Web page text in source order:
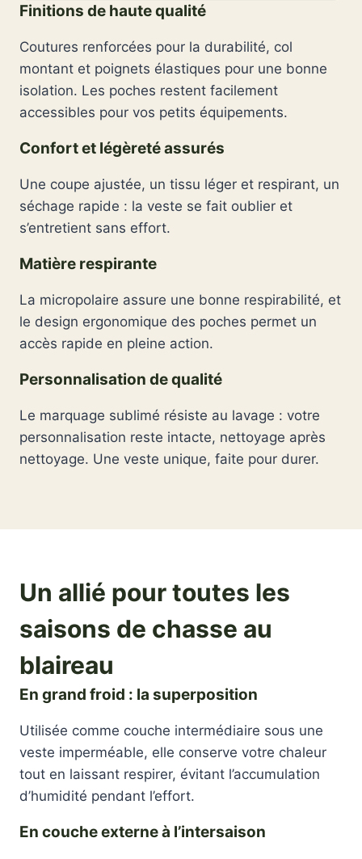
Finitions de haute qualité
Coutures renforcées pour la durabilité, col
montant et poignets élastiques pour une bonne
isolation. Les poches restent facilement
accessibles pour vos petits équipements.
Confort et légèreté assurés
Une coupe ajustée, un tissu léger et respirant, un
séchage rapide : la veste se fait oublier et
s’entretient sans effort.
Matière respirante
La micropolaire assure une bonne respirabilité, et
le design ergonomique des poches permet un
accès rapide en pleine action.
Personnalisation de qualité
Le marquage sublimé résiste au lavage : votre
personnalisation reste intacte, nettoyage après
nettoyage. Une veste unique, faite pour durer.
Un allié pour toutes les
saisons de chasse au
blaireau
En grand froid : la superposition
Utilisée comme couche intermédiaire sous une
veste imperméable, elle conserve votre chaleur
tout en laissant respirer, évitant l’accumulation
d’humidité pendant l’effort.
En couche externe à l’intersaison